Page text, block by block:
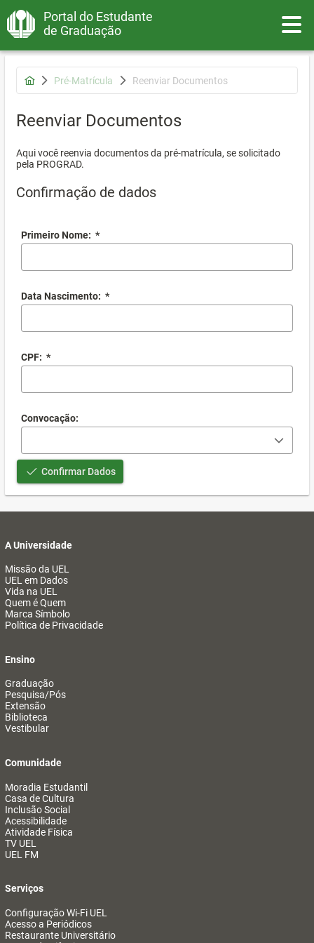
Portal do Estudante
de Graduação
Pré-Matrícula Reenviar Documentos
Reenviar Documentos
Aqui você reenvia documentos da pré-matrícula, se solicitado
pela PROGRAD.
Confirmação de dados
Primeiro Nome: *
Data Nascimento: *
CPF: *
Convocação:
Confirmar Dados
A Universidade
Missão da UEL
UEL em Dados
Vida na UEL
Quem é Quem
Marca Símbolo
Política de Privacidade
Ensino
Graduação
Pesquisa/Pós
Extensão
Biblioteca
Vestibular
Comunidade
Moradia Estudantil
Casa de Cultura
Inclusão Social
Acessibilidade
Atividade Física
TV UEL
UEL FM
Serviços
Configuração Wi-Fi UEL
Acesso a Periódicos
Restaurante Universitário